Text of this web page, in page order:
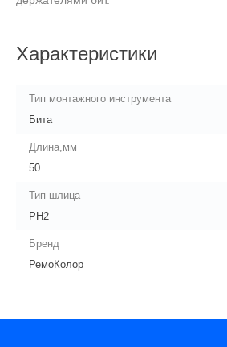
Характеристики
Тип монтажного инструмента
Бита
Длина,мм
50
Тип шлица
PH2
Бренд
РемоКолор